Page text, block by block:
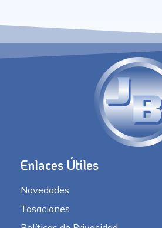
Enlaces Útiles
Novedades
Tasaciones